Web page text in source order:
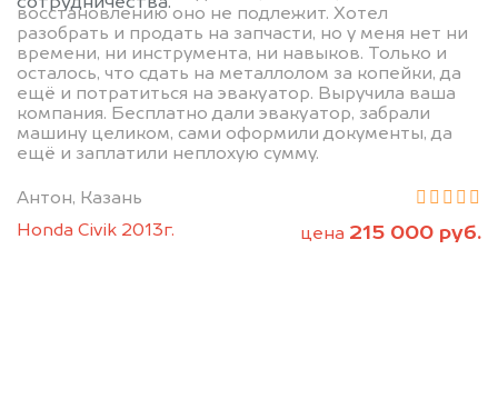
восстановлению оно не подлежит. Хотел
разобрать и продать на запчасти, но у меня нет ни
времени, ни инструмента, ни навыков. Только и
осталось, что сдать на металлолом за копейки, да
ещё и потратиться на эвакуатор. Выручила ваша
компания. Бесплатно дали эвакуатор, забрали
машину целиком, сами оформили документы, да
ещё и заплатили неплохую сумму.
Антон, Казань
Honda Civik 2013г.
цена 215 000 руб.
Позвоните нам: 8 (800)